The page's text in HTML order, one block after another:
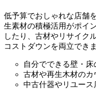
低予算でおしゃれな店舗
生素材の積極活用がポイ
したり、古材やリサイク
コストダウンを両立できま
自分でできる壁・床
古材や再生木材のカ
中古什器やリユース